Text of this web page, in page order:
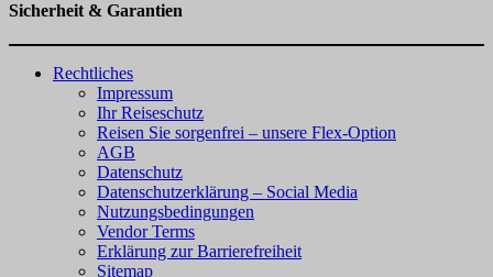
Sicherheit & Garantien
Rechtliches
Impressum
Ihr Reiseschutz
Reisen Sie sorgenfrei – unsere Flex-Option
AGB
Datenschutz
Datenschutzerklärung – Social Media
Nutzungsbedingungen
Vendor Terms
Erklärung zur Barrierefreiheit
Sitemap